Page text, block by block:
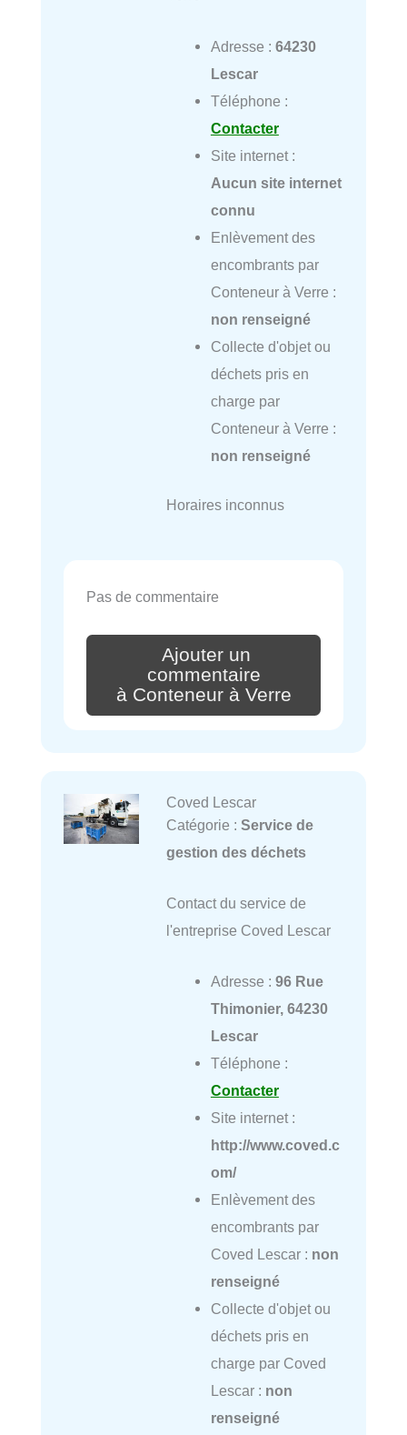
Adresse : 64230
Lescar
Téléphone :
Contacter
Site internet :
Aucun site internet
connu
Enlèvement des
encombrants par
Conteneur à Verre :
non renseigné
Collecte d'objet ou
déchets pris en
charge par
Conteneur à Verre :
non renseigné
Horaires inconnus
Pas de commentaire
Ajouter un
commentaire
à Conteneur à Verre
Coved Lescar
Catégorie : Service de
gestion des déchets
Contact du service de
l'entreprise Coved Lescar
Adresse : 96 Rue
Thimonier, 64230
Lescar
Téléphone :
Contacter
Site internet :
http://www.coved.c
om/
Enlèvement des
encombrants par
Coved Lescar : non
renseigné
Collecte d'objet ou
déchets pris en
charge par Coved
Lescar : non
renseigné